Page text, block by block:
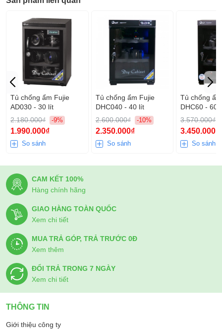
Tủ chống ẩm Fujie
AD030 - 30 lít
2.180.000₫
-9%
1.990.000₫
So sánh
Tủ chống ẩm Fujie
DHC040 - 40 lít
2.600.000₫
-10%
2.350.000₫
So sánh
Tủ chống
DHC60 - 60
3.570.000₫
3.450.000₫
So sánh
CAM KẾT 100%
Hàng chính hãng
GIAO HÀNG TOÀN QUỐC
Xem chi tiết
MUA TRẢ GÓP, TRẢ TRƯỚC 0Đ
Xem thêm
ĐỔI TRẢ TRONG 7 NGÀY
Xem chi tiết
THÔNG TIN
Giới thiệu công ty